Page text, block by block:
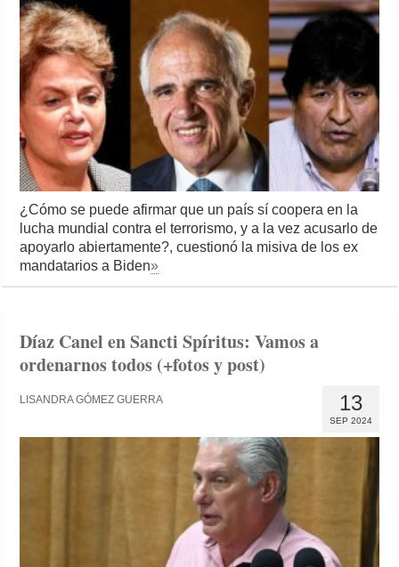
¿Cómo se puede afirmar que un país sí coopera en la
lucha mundial contra el terrorismo, y a la vez acusarlo de
apoyarlo abiertamente?, cuestionó la misiva de los ex
mandatarios a Biden»
Díaz Canel en Sancti Spíritus: Vamos a
ordenarnos todos (+fotos y post)
13
SEP 2024
LISANDRA GÓMEZ GUERRA